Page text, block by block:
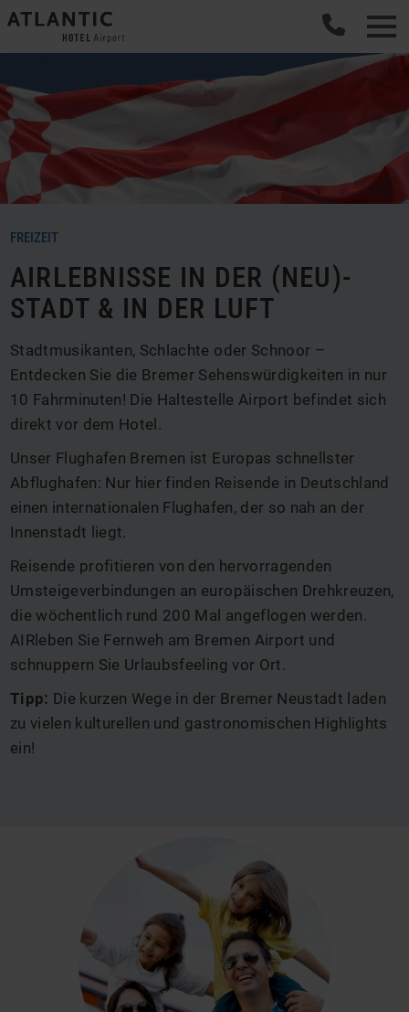
FREIZEIT
AIRLEBNISSE IN DER (NEU)-
STADT & IN DER LUFT
Stadtmusikanten, Schlachte oder Schnoor –
Entdecken Sie die Bremer Sehenswürdigkeiten in nur
10 Fahrminuten! Die Haltestelle Airport befindet sich
direkt vor dem Hotel.
Unser Flughafen Bremen ist Europas schnellster
Abflughafen: Nur hier finden Reisende in Deutschland
einen internationalen Flughafen, der so nah an der
Innenstadt liegt.
Reisende profitieren von den hervorragenden
Umsteigeverbindungen an europäischen Drehkreuzen,
die wöchentlich rund 200 Mal angeflogen werden.
AIRleben Sie Fernweh am Bremen Airport und
schnuppern Sie Urlaubsfeeling vor Ort.
Tipp: Die kurzen Wege in der Bremer Neustadt laden
zu vielen kulturellen und gastronomischen Highlights
ein!